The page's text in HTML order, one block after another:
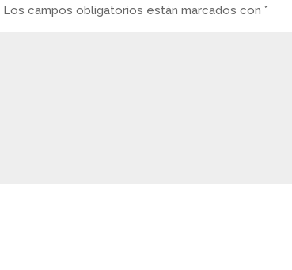
Los campos obligatorios están marcados con *